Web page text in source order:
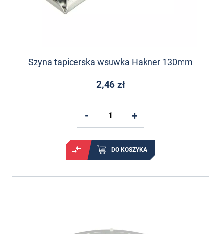
Szyna tapicerska wsuwka Hakner 130mm
2,46 zł
DO KOSZYKA